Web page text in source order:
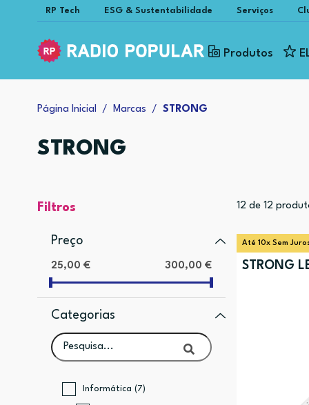
RP Tech ESG & Sustentabilidade Serviços
Produtos
Página Inicial Marcas STRONG
STRONG
Filtros
Preço
25,00 € 300,00 €
Categorias
Informática (7)
12 de 12
Até 10x Sem
STRONG